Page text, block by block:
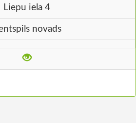
Liepu iela 4
novads